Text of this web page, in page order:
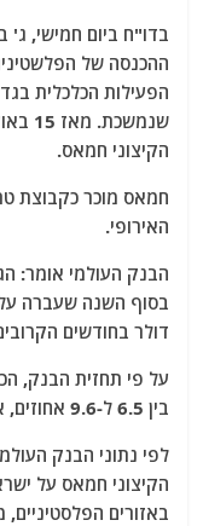
p
p
m
בדו"ח ביום חמישי, ג'
ההכנסה של
הפעילות הכלכלית
הקיצוני חמאס.
חמאס מוכר כקבוצת
האירופי.
הבנק העולמי אומר:
דולר בחודשים
על פי תחזית הבנק,
בין 6.5 ל-9.6 אחוזים, אך התחזית הזו עדיין "לא ודאית ביותר".
לפי נתוני הבנק
הקיצוני חמאס על